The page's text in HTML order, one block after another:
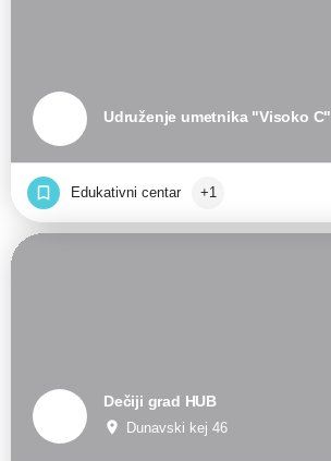
Udruženje umetnika "Visoko C"
Edukativni centar +1
Dečiji grad HUB
Dunavski kej 46